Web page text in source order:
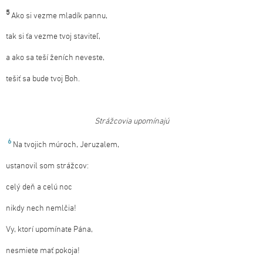
5 Ako si vezme mladík pannu,
tak si ťa vezme tvoj staviteľ,
a ako sa teší ženích neveste,
tešiť sa bude tvoj Boh.
Strážcovia upomínajú
6 Na tvojich múroch, Jeruzalem,
ustanovil som strážcov:
celý deň a celú noc
nikdy nech nemlčia!
Vy, ktorí upomínate Pána,
nesmiete mať pokoja!